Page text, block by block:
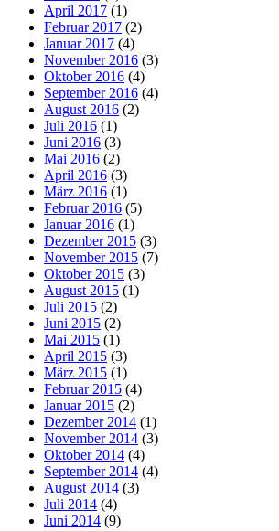
April 2017 (1)
Februar 2017 (2)
Januar 2017 (4)
November 2016 (3)
Oktober 2016 (4)
September 2016 (4)
August 2016 (2)
Juli 2016 (1)
Juni 2016 (3)
Mai 2016 (2)
April 2016 (3)
März 2016 (1)
Februar 2016 (5)
Januar 2016 (1)
Dezember 2015 (3)
November 2015 (7)
Oktober 2015 (3)
August 2015 (1)
Juli 2015 (2)
Juni 2015 (2)
Mai 2015 (1)
April 2015 (3)
März 2015 (1)
Februar 2015 (4)
Januar 2015 (2)
Dezember 2014 (1)
November 2014 (3)
Oktober 2014 (4)
September 2014 (4)
August 2014 (3)
Juli 2014 (4)
Juni 2014 (9)